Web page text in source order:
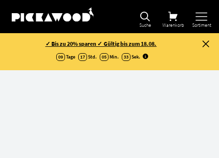
Suche Warenkorb Sortiment
✓ Bis zu 20% sparen ✓ Gültig bis zum 18.08.
09 Tage 17 Std. 05 Min. 32 Sek.